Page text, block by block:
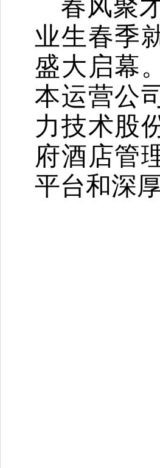
春风聚
业生春季
盛大启幕
本运营公
力技术股
府酒店管
平台和深